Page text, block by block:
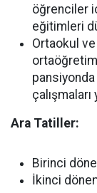
öğrenciler
eğitimleri
Ortaokul ve
ortaöğretim
çalışmaları
Ara Tatiller:
Birinci
İkinci